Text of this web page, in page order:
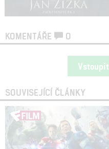
KOMENTÁŘE 0
SOUVISEJÍCÍ ČLÁNKY